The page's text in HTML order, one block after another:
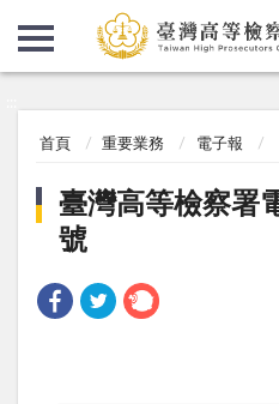
首頁 重要業務 電子報
臺灣高等檢察署
號